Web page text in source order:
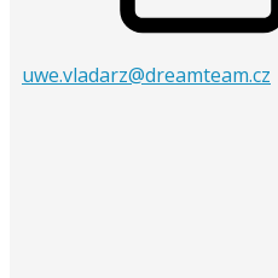
uwe.vladarz@dreamteam.cz